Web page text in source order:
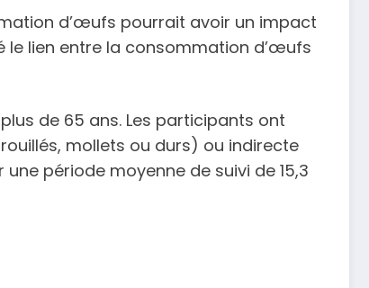
d’œufs pourrait avoir un impact
le lien entre la consommation d’œufs
de 65 ans. Les participants ont
mollets ou durs) ou indirecte
période moyenne de suivi de 15,3